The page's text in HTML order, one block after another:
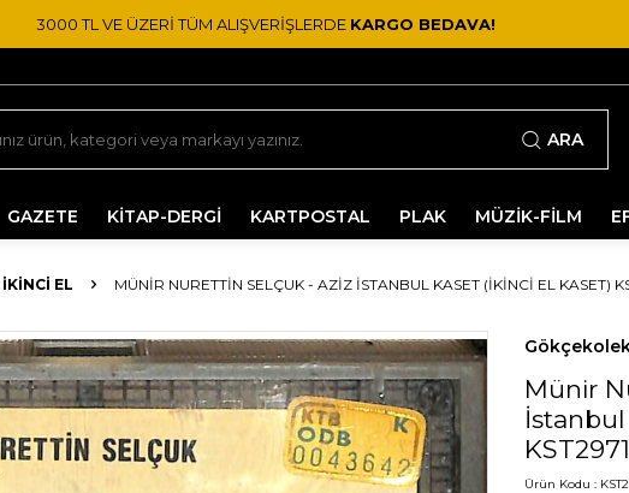
3000 TL VE ÜZERİ TÜM ALIŞVERİŞLERDE KARGO BEDAVA!
ARA
GAZETE KİTAP-DERGİ KARTPOSTAL PLAK MÜZİK-FİLM
İKINCI EL MÜNIR NURETTIN SELÇUK - AZIZ İSTANBUL KASET (İKINCI EL KASET)
Münir
Ürün Kodu :